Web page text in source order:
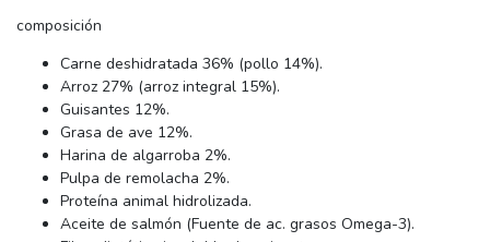
composición
Carne deshidratada 36% (pollo 14%).
Arroz 27% (arroz integral 15%).
Guisantes 12%.
Grasa de ave 12%.
Harina de algarroba 2%.
Pulpa de remolacha 2%.
Proteína animal hidrolizada.
Aceite de salmón (Fuente de ac. grasos Omega-3).